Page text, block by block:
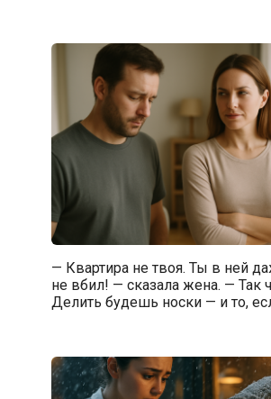
— Квартира не твоя. Ты в ней
не вбил! — сказала жена. — Так
Делить будешь носки — и то,